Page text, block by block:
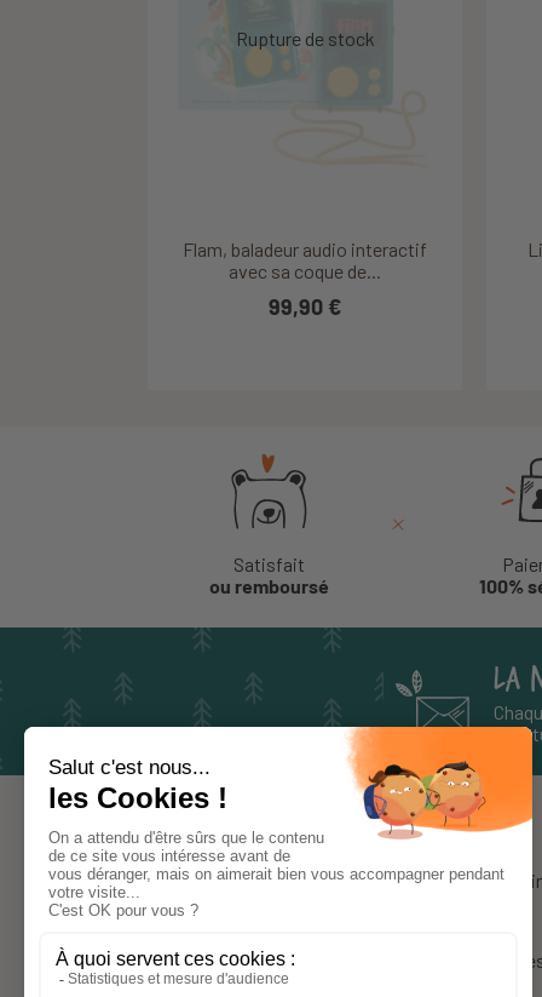
Ma Fabrique à Histoires
Aventures Fantastiques - Lunii
89,90 €
Flam, baladeur audio interactif
avec sa coque de...
99,90 €
Satisfait
ou remboursé
100%
LA
Notre
Nos